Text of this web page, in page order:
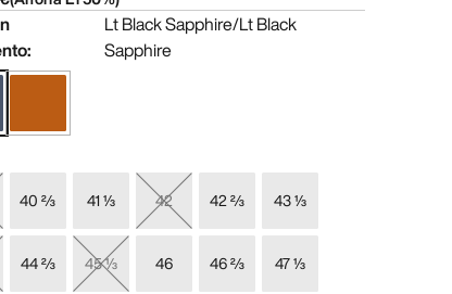
:
Lt Black Sapphire/Lt Black
Sapphire
40 ⅔ 41 ⅓ 42 42 ⅔ 43 ⅓
44 ⅔ 45 ⅓ 46 46 ⅔ 47 ⅓